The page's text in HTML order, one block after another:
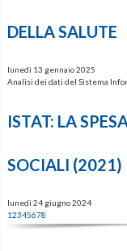
DELLA SALUTE
lunedì 13 gennaio 2025
Analisi dei dati del Sistema
ISTAT: LA
SOCIALI (2021)
lunedì 24 giugno 2024
12345678